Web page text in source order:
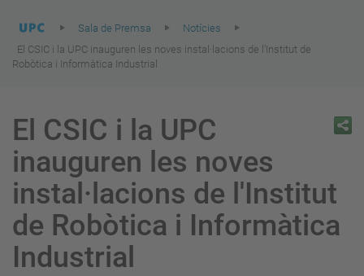
Catalunya
Sala de Premsa
Notícies
El CSIC i la UPC inauguren les noves instal·lacions de l'Institut de
Robòtica i Informàtica Industrial
El CSIC i la UPC
inauguren les noves
instal·lacions de l'Institut
de Robòtica i Informàtica
Industrial